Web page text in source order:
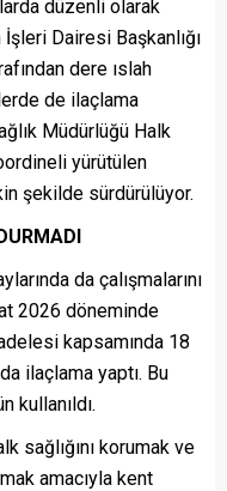
düzenli olarak
Dairesi Başkanlığı
dere ıslah
de ilaçlama
Müdürlüğü Halk
yürütülen
şekilde sürdürülüyor.
da çalışmalarını
2026 döneminde
kapsamında 18
ilaçlama yaptı. Bu
kullanıldı.
sağlığını korumak ve
amacıyla kent